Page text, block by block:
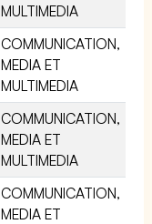
MULTIMEDIA
COMMUNICATION,
MEDIA ET
MULTIMEDIA
COMMUNICATION,
MEDIA ET
MULTIMEDIA
COMMUNICATION,
MEDIA ET